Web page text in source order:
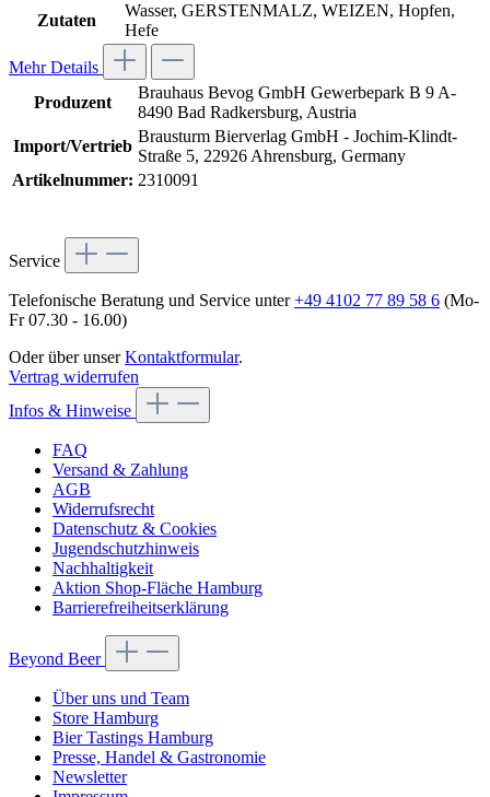
Zutaten
Wasser, GERSTENMALZ, WEIZEN, Hopfen,
Hefe
Mehr Details
Produzent
Brauhaus Bevog GmbH Gewerbepark B 9 A-
8490 Bad Radkersburg, Austria
Import/Vertrieb
Brausturm Bierverlag GmbH - Jochim-Klindt-
Straße 5, 22926 Ahrensburg, Germany
Artikelnummer: 2310091
Service
Telefonische Beratung und Service unter+49 4102 77 89 58 6 (Mo-
Fr 07.30 - 16.00)
Oder über unserKontaktformular.
Vertrag widerrufen
Infos & Hinweise
FAQ
Versand & Zahlung
AGB
Widerrufsrecht
Datenschutz & Cookies
Jugendschutzhinweis
Nachhaltigkeit
Aktion Shop-Fläche Hamburg
Barrierefreiheitserklärung
Beyond Beer
Über uns und Team
Store Hamburg
Bier Tastings Hamburg
Presse, Handel & Gastronomie
Newsletter